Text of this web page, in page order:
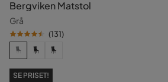
Bergviken Matstol
Grå
(131)
SE PRISET!